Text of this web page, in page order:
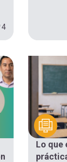
4
Lo que